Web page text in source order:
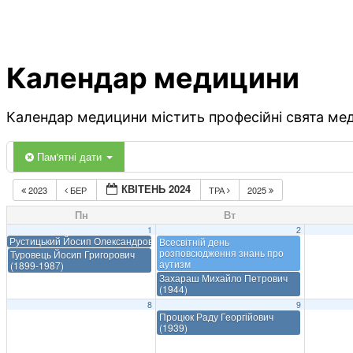
Календар медицини
Календар медицини містить професійні свята
Пам'ятні дати
2023 БЕР КВІТЕНЬ 2024 ТРА 2025
Пн Вт
1
Рустицький Йосип Олександрович (1839-1912)
Туровець Йосип Григорович
(1899-1987)
2
Всесвітній день
розповсюдження знань про
аутизм
Захараш Михайло Петрович
(1944)
8 9
Процюк Раду Георгійович
(1939)